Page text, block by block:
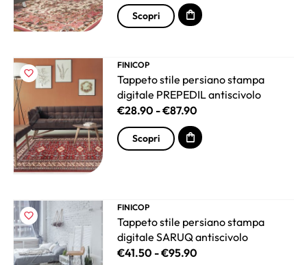
Scopri
FINICOP
Tappeto stile persiano stampa
digitale PREPEDIL antiscivolo
€28.90 -€87.90
Scopri
FINICOP
Tappeto stile persiano stampa
digitale SARUQ antiscivolo
€41.50 -€95.90